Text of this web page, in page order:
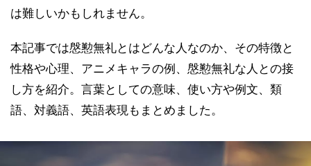
は難しいかもしれません。
本記事では慇懃無礼とはどんな人なのか、その特徴と
性格や心理、アニメキャラの例、慇懃無礼な人との接
し方を紹介。言葉としての意味、使い方や例文、類
語、対義語、英語表現もまとめました。